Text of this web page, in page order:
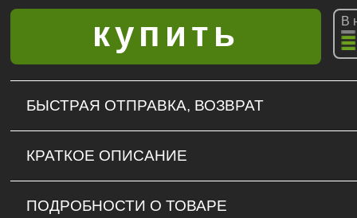
В
БЫСТРАЯ ОТПРАВКА, ВОЗВРАТ
КРАТКОЕ ОПИСАНИЕ
ПОДРОБНОСТИ О ТОВАРЕ